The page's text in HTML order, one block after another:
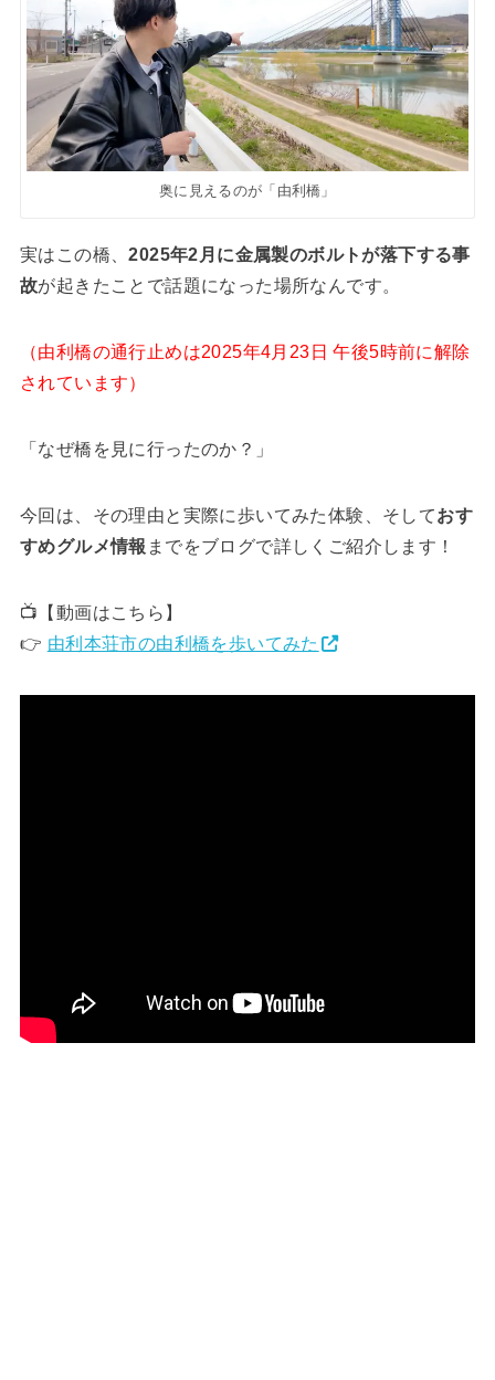
奥に見えるのが「由利橋」
実はこの橋、2025年2月に金属製のボルトが落下する事
故が起きたことで話題になった場所なんです。
（由利橋の通行止めは2025年4月23日 午後5時前に解除
されています）
「なぜ橋を見に行ったのか？」
今回は、その理由と実際に歩いてみた体験、そしておす
すめグルメ情報 までをブログで詳しくご紹介します！
📺【動画はこちら】
👉 由利本荘市の由利橋を歩いてみた